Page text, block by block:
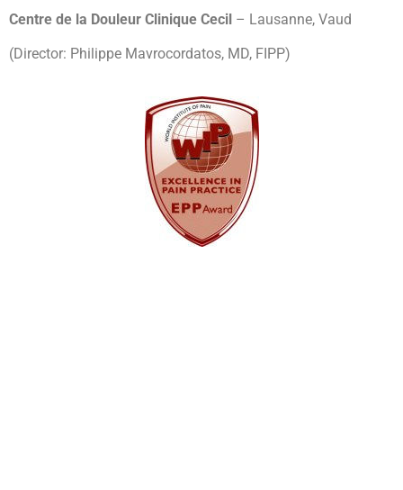
Centre de la Douleur Clinique Cecil – Lausanne, Vaud
(Director: Philippe Mavrocordatos, MD, FIPP)